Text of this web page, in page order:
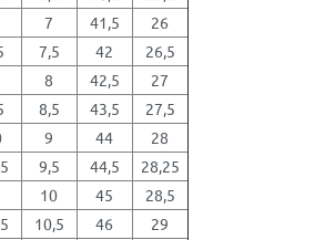
7 41,5
26
7,5 42
26,5
8 42,5
27
8,5 43,5
27,5
9 44
28
9,5 44,5
28,25
10 45
28,5
10,5 46
29